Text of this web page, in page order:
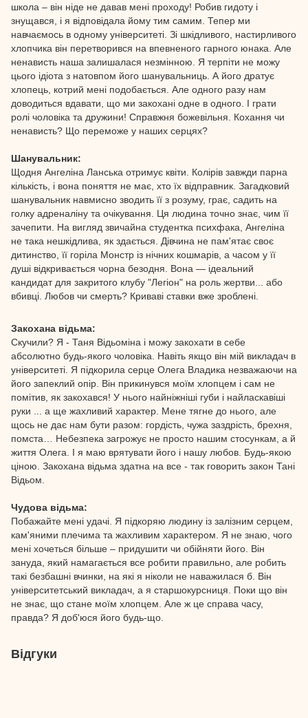
школа – він ніде не давав мені проходу! Робив гидоту і
знущався, і я відповідала йому тим самим. Тепер ми
навчаємось в одному університеті. Зі шкідливого, настирливого
хлопчика він перетворився на впевненого гарного юнака. Але
ненависть наша залишалася незмінною. Я терпіти не можу
цього ідіота з натовпом його шанувальниць. А його дратує
хлопець, котрий мені подобається. Але одного разу нам
доводиться вдавати, що ми закохані одне в одного. І грати
ролі чоловіка та дружини! Справжня божевільня. Кохання чи
ненависть? Що переможе у наших серцях?
Шанувальник:
Щодня Ангеліна Ланська отримує квіти. Колірів завжди парна
кількість, і вона поняття не має, хто їх відправник. Загадковий
шанувальник навмисно зводить її з розуму, грає, садить на
голку адреналіну та очікування. Ця людина точно знає, чим її
зачепити. На вигляд звичайна студентка психфака, Ангеліна
не така нешкідлива, як здається. Дівчина не пам'ятає своє
дитинство, її горіла Монстр із нічних кошмарів, а часом у її
душі відкривається чорна безодня. Вона — ідеальний
кандидат для закритого клубу "Легіон" на роль жертви... або
вбивці. Любов чи смерть? Криваві ставки вже зроблені.
Закохана відьма:
Скучили? Я - Таня Відьоміна і можу закохати в себе
абсолютно будь-якого чоловіка. Навіть якщо він мій викладач в
університеті. Я підкорила серце Олега Владика незважаючи на
його запеклий опір. Він прикинувся моїм хлопцем і сам не
помітив, як закохався! У нього найніжніші губи і найласкавіші
руки ... а ще жахливий характер. Мене тягне до нього, але
щось не дає нам бути разом: гордість, чужа заздрість, брехня,
помста… Небезпека загрожує не просто нашим стосункам, а й
життя Олега. І я маю врятувати його і нашу любов. Будь-якою
ціною. Закохана відьма здатна на все - так говорить закон Тані
Відьом.
Чудова відьма:
Побажайте мені удачі. Я підкоряю людину із залізним серцем,
кам'яними плечима та жахливим характером. Я не знаю, чого
мені хочеться більше – придушити чи обійняти його. Він
зануда, який намагається все робити правильно, але робить
такі безбашні вчинки, на які я ніколи не наважилася б. Він
університетський викладач, а я старшокурсниця. Поки що він
не знає, що стане моїм хлопцем. Але ж це справа часу,
правда? Я доб'юся його будь-що.
Відгуки